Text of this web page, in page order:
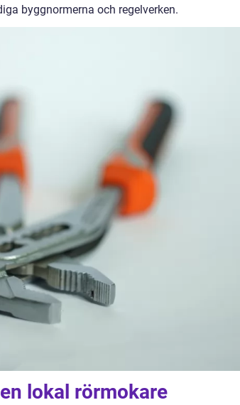
byggnormerna och regelverken.
lokal rörmokare